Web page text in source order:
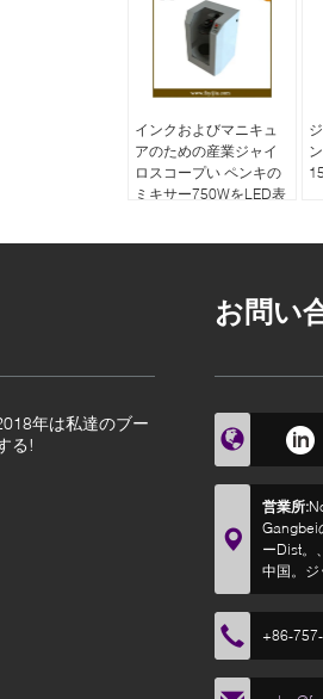
インクおよびマニキュ
アのための産業ジャイ
ロスコープい ペンキの
ミキサー750WをLED表
年は私達のブー
る!
お問い
営業所:
Gangbei
ーDist。
中国。
+86-